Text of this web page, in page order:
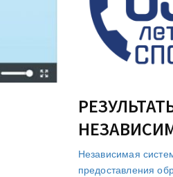
Независимая
предоставления